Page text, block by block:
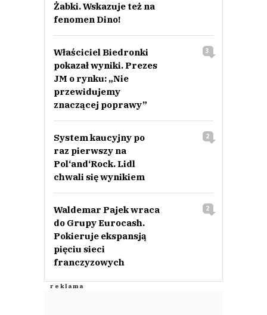
Żabki. Wskazuje też na
fenomen Dino!
Właściciel Biedronki
pokazał wyniki. Prezes
JM o rynku: „Nie
przewidujemy
znaczącej poprawy”
3
System kaucyjny po
raz pierwszy na
Pol‘and‘Rock. Lidl
chwali się wynikiem
2
Waldemar Pajek wraca
do Grupy Eurocash.
Pokieruje ekspansją
pięciu sieci
franczyzowych
2